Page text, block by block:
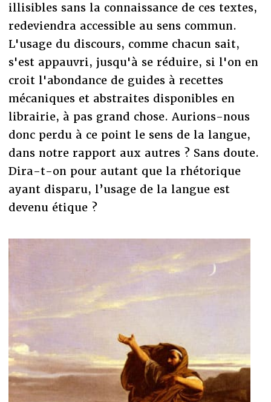
illisibles sans la connaissance de ces textes,
redeviendra accessible au sens commun.
L'usage du discours, comme chacun sait,
s'est appauvri, jusqu'à se réduire, si l'on en
croit l'abondance de guides à recettes
mécaniques et abstraites disponibles en
librairie, à pas grand chose. Aurions-nous
donc perdu à ce point le sens de la langue,
dans notre rapport aux autres ? Sans doute.
Dira-t-on pour autant que la rhétorique
ayant disparu, l’usage de la langue est
devenu étique ?